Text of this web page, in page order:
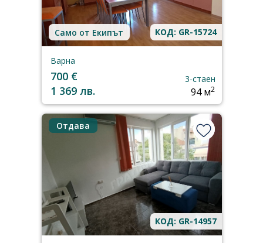
Само от Екипът КОД: GR-15724
Варна
700 €
1 369 лв.
3-стаен
94 м2
Отдава
КОД: GR-14957